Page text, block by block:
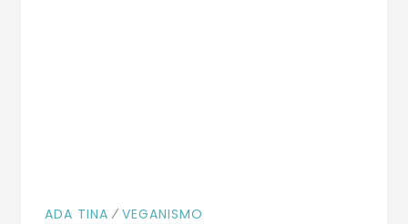
ADA TINA ⁄ VEGANISMO